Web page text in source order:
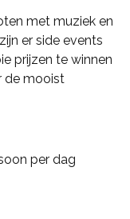
met muziek en
er side events
prijzen te winnen
de mooist
per dag